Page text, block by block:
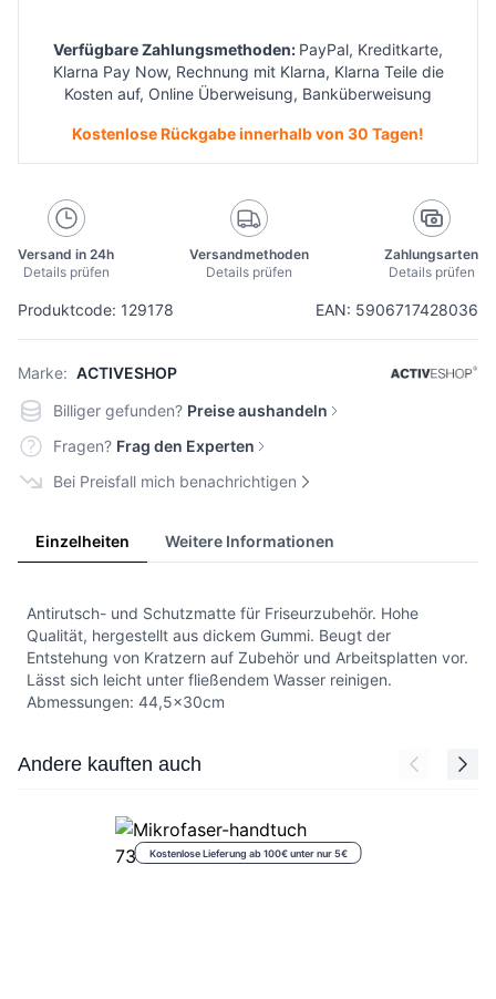
Produktcode: 129178 EAN: 5906717428036
Marke: ACTIVESHOP
Verfügbare Zahlungsmethoden: PayPal, Kreditkarte,
Klarna Pay Now, Rechnung mit Klarna, Klarna Teile die
Kosten auf, Online Überweisung, Banküberweisung
Kostenlose Rückgabe innerhalb von 30 Tagen!
Versand in 24h
Details prüfen
Versandmethoden
Details prüfen
Zahlungsarten
Details prüfen
Billiger gefunden? Preise aushandeln
Fragen? Frag den Experten
Bei Preisfall mich benachrichtigen
Einzelheiten Weitere Informationen
Antirutsch- und Schutzmatte für Friseurzubehör. Hohe
Qualität, hergestellt aus dickem Gummi. Beugt der
Entstehung von Kratzern auf Zubehör und Arbeitsplatten vor.
Lässt sich leicht unter fließendem Wasser reinigen.
Abmessungen: 44,5x30cm
Press to skip carousel
Andere kauften auch
Kostenlose Lieferung ab 100€ unter nur 5€